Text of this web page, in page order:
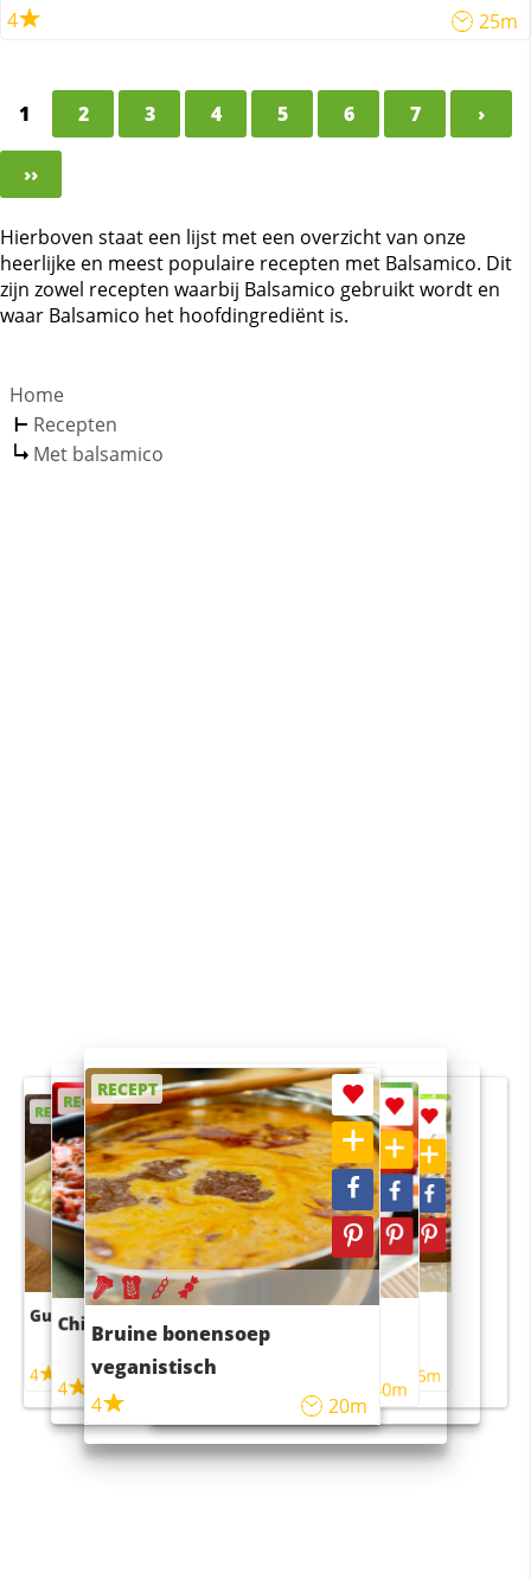
4 25m
1 2 3 4 5 6 7 ›
››
Hierboven staat een lijst met een overzicht van onze
heerlijke en meest populaire recepten met Balsamico. Dit
zijn zowel recepten waarbij Balsamico gebruikt wordt en
waar Balsamico het hoofdingrediënt is.
Home
Recepten
Met balsamico
RECEPT
Guacamole
4
RECEPT
Chili con carne
4 45m
RECEPT
Bruine bonensoep
veganistisch
4
20m
RECEPT
Sushi rijstsalade
maaltijdsalade
40m
RECEPT
4 55m